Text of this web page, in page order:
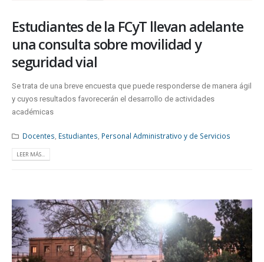
Estudiantes de la FCyT llevan adelante
una consulta sobre movilidad y
seguridad vial
Se trata de una breve encuesta que puede responderse de manera ágil
y cuyos resultados favorecerán el desarrollo de actividades
académicas
Docentes Estudiantes Personal Administrativo y de Servicios
LEER MÁS...